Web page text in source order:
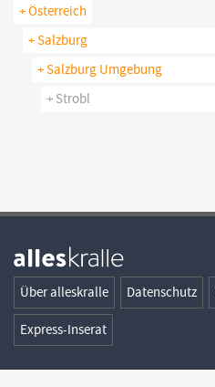
+ Österreich
+ Salzburg
+ Salzburg Umgebung
+ Strobl
Über alleskralle Datenschutz
Express-Inserat